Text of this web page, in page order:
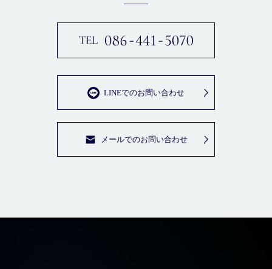
LINEでのお問い合わせ
メールでのお問い合わせ